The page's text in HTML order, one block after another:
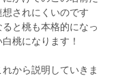
されにくいのです
と桃も本格的になっ
桃になります！
から説明していきま